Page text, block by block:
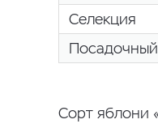
Селекция
Сорт яблони